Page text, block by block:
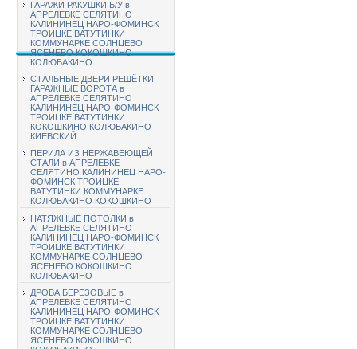
ГАРАЖИ РАКУШКИ Б/У в
АПРЕЛЕВКЕ СЕЛЯТИНО
КАЛИНИНЕЦ НАРО-ФОМИНСК
ТРОИЦКЕ ВАТУТИНКИ
КОММУНАРКЕ СОЛНЦЕВО
ЯСЕНЕВО КОКОШКИНО
КОЛЮБАКИНО
СТАЛЬНЫЕ ДВЕРИ РЕШЁТКИ
ГАРАЖНЫЕ ВОРОТА в
АПРЕЛЕВКЕ СЕЛЯТИНО
КАЛИНИНЕЦ НАРО-ФОМИНСК
ТРОИЦКЕ ВАТУТИНКИ
КОКОШКИНО КОЛЮБАКИНО
КИЕВСКИЙ
ПЕРИЛА ИЗ НЕРЖАВЕЮЩЕЙ
СТАЛИ в АПРЕЛЕВКЕ
СЕЛЯТИНО КАЛИНИНЕЦ НАРО-
ФОМИНСК ТРОИЦКЕ
ВАТУТИНКИ КОММУНАРКЕ
КОЛЮБАКИНО КОКОШКИНО
НАТЯЖНЫЕ ПОТОЛКИ в
АПРЕЛЕВКЕ СЕЛЯТИНО
КАЛИНИНЕЦ НАРО-ФОМИНСК
ТРОИЦКЕ ВАТУТИНКИ
КОММУНАРКЕ СОЛНЦЕВО
ЯСЕНЕВО КОКОШКИНО
КОЛЮБАКИНО
ДРОВА БЕРЁЗОВЫЕ в
АПРЕЛЕВКЕ СЕЛЯТИНО
КАЛИНИНЕЦ НАРО-ФОМИНСК
ТРОИЦКЕ ВАТУТИНКИ
КОММУНАРКЕ СОЛНЦЕВО
ЯСЕНЕВО КОКОШКИНО